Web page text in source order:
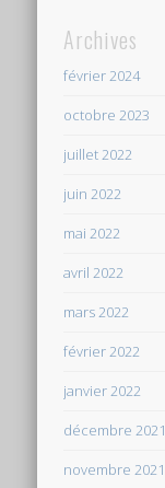
Archives
février 2024
octobre 2023
juillet 2022
juin 2022
mai 2022
avril 2022
mars 2022
février 2022
janvier 2022
décembre 2021
novembre 2021